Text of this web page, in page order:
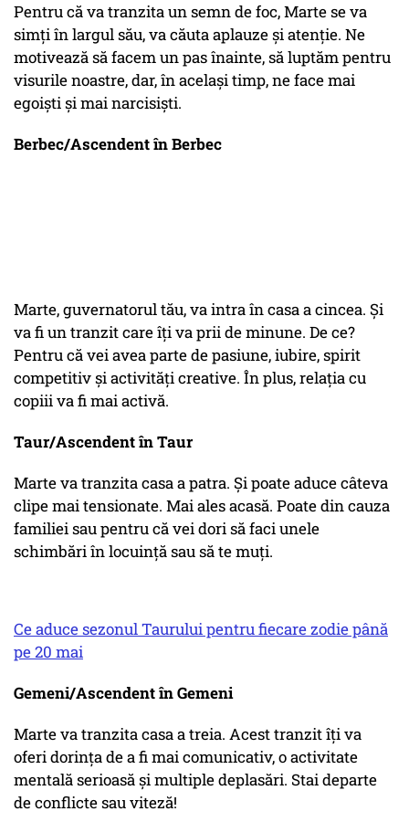
Pentru că va tranzita un semn de foc, Marte se va
simți în largul său, va căuta aplauze și atenție. Ne
motivează să facem un pas înainte, să luptăm pentru
visurile noastre, dar, în același timp, ne face mai
egoiști și mai narcisiști.
Berbec/Ascendent în Berbec
Marte, guvernatorul tău, va intra în casa a cincea. Și
va fi un tranzit care îți va prii de minune. De ce?
Pentru că vei avea parte de pasiune, iubire, spirit
competitiv și activități creative. În plus, relația cu
copiii va fi mai activă.
Taur/Ascendent în Taur
Marte va tranzita casa a patra. Și poate aduce câteva
clipe mai tensionate. Mai ales acasă. Poate din cauza
familiei sau pentru că vei dori să faci unele
schimbări în locuință sau să te muți.
Ce aduce sezonul Taurului pentru fiecare zodie până
pe 20 mai
Gemeni/Ascendent în Gemeni
Marte va tranzita casa a treia. Acest tranzit îți va
oferi dorința de a fi mai comunicativ, o activitate
mentală serioasă și multiple deplasări. Stai departe
de conflicte sau viteză!